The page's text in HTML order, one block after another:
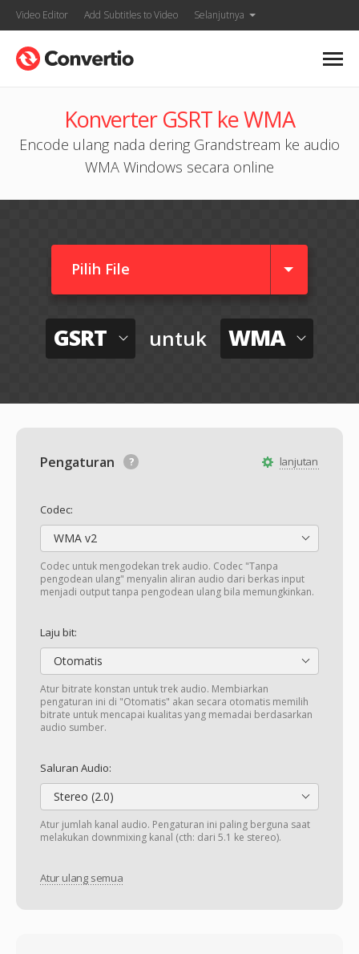
Video Editor Add Subtitles to Video Selanjutnya
Konverter GSRT ke WMA
Encode ulang nada dering Grandstream ke audio
WMA Windows secara online
Pilih File
GSRT untuk WMA
lanjutan
Pengaturan
Codec:
WMA v2
Codec untuk mengodekan trek audio. Codec "Tanpa
pengodean ulang" menyalin aliran audio dari berkas input
menjadi output tanpa pengodean ulang bila memungkinkan.
Laju bit:
Otomatis
Atur bitrate konstan untuk trek audio. Membiarkan
pengaturan ini di "Otomatis" akan secara otomatis memilih
bitrate untuk mencapai kualitas yang memadai berdasarkan
audio sumber.
Saluran Audio:
Stereo (2.0)
Atur jumlah kanal audio. Pengaturan ini paling berguna saat
melakukan downmixing kanal (cth: dari 5.1 ke stereo).
Atur ulang semua